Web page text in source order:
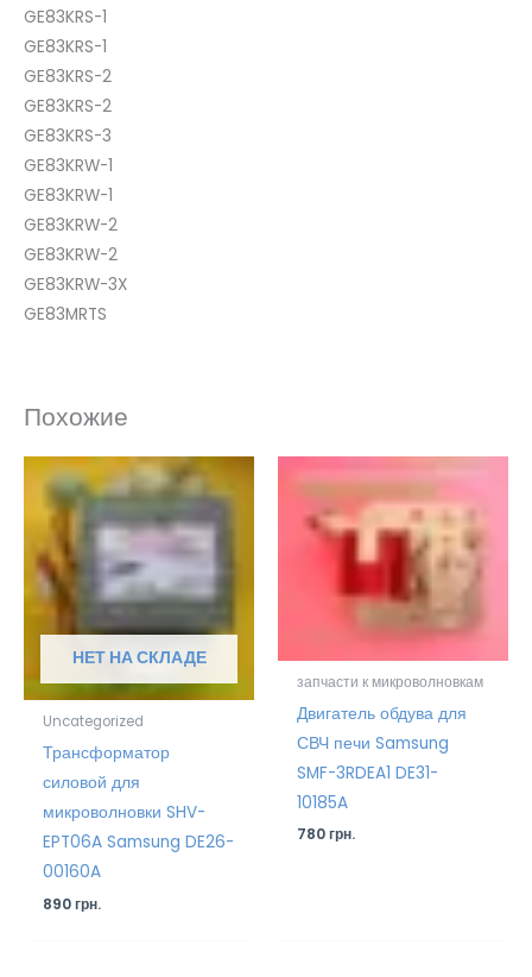
GE83KRS-1
GE83KRS-1
GE83KRS-2
GE83KRS-2
GE83KRS-3
GE83KRW-1
GE83KRW-1
GE83KRW-2
GE83KRW-2
GE83KRW-3X
GE83MRTS
Похожие
НЕТ НА СКЛАДЕ
Uncategorized
Трансформатор
силовой для
микроволновки SHV-
EPT06A Samsung DE26-
00160A
890грн.
запчасти к микроволновкам
Двигатель обдува для
СВЧ печи Samsung
SMF-3RDEA1 DE31-
10185A
780грн.